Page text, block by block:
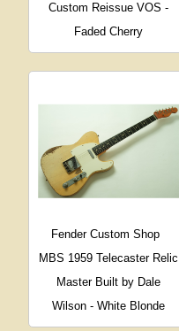
Custom Reissue VOS -
Faded Cherry
Fender Custom Shop
MBS 1959 Telecaster Relic
Master Built by Dale
Wilson - White Blonde